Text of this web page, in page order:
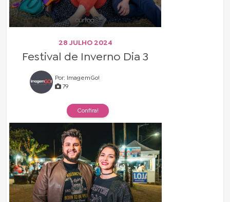
28 JULHO 2024
Festival de Inverno Dia 3
Por: ImagemGo!
79
Confira!